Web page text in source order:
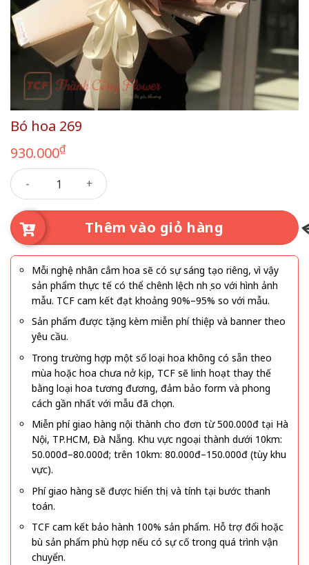
Bó hoa 269
930.000₫
Bó hoa 269 số lượng
Thêm vào giỏ hàng
Mỗi nghệ nhân cắm hoa sẽ có sự sáng tạo riêng, vì vậy
sản phẩm thực tế có thể chênh lệch nhẹ so với hình ảnh
mẫu. TCF cam kết đạt khoảng 90%–95% so với mẫu.
Sản phẩm được tặng kèm miễn phí thiệp và banner theo
yêu cầu.
Trong trường hợp một số loại hoa không có sẵn theo
mùa hoặc hoa chưa nở kịp, TCF sẽ linh hoạt thay thế
bằng loại hoa tương đương, đảm bảo form và phong
cách gần nhất với mẫu đã chọn.
Miễn phí giao hàng nội thành cho đơn từ 500.000đ tại Hà
Nội, TP.HCM, Đà Nẵng. Khu vực ngoại thành dưới 10km:
50.000đ–80.000đ; trên 10km: 80.000đ–150.000đ (tùy khu
vực).
Phí giao hàng sẽ được hiển thị và tính tại bước thanh
toán.
TCF cam kết bảo hành 100% sản phẩm. Hỗ trợ đổi hoặc
bù sản phẩm phù hợp nếu có sự cố trong quá trình vận
chuyển.